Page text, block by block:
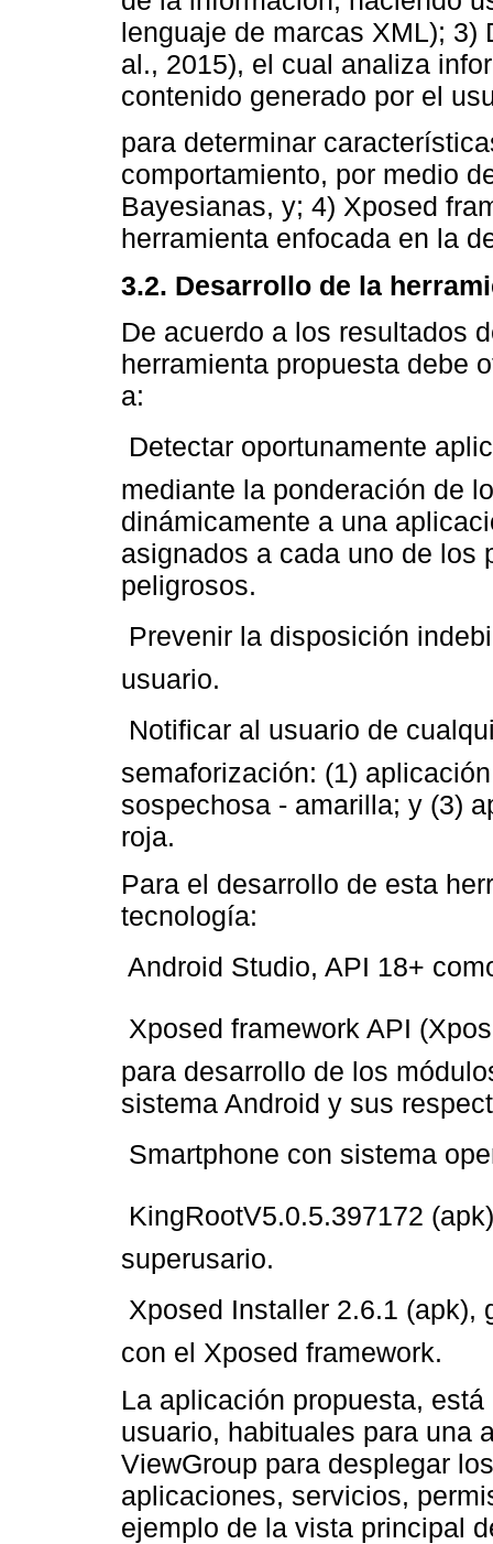
lenguaje de marcas XML); 3)
al., 2015), el cual analiza
contenido generado por el
para determinar
comportamiento, por medio
Bayesianas, y; 4) Xposed
herramienta enfocada en la
3.2. Desarrollo de la
De acuerdo a los resultados
herramienta propuesta debe
a:
 Detectar oportunamente
mediante la ponderación de
dinámicamente a una
asignados a cada uno de los
peligrosos.
 Prevenir la disposición
usuario.
 Notificar al usuario de
semaforización: (1)
sospechosa - amarilla; y (3)
roja.
Para el desarrollo de esta
tecnología:
 Android Studio, API 18+
 Xposed framework API
para desarrollo de los
sistema Android y sus
 Smartphone con sistema
 KingRootV5.0.5.397172
superusario.
 Xposed Installer 2.6.1
con el Xposed framework.
La aplicación propuesta,
usuario, habituales para una
ViewGroup para desplegar
aplicaciones, servicios,
ejemplo de la vista principal